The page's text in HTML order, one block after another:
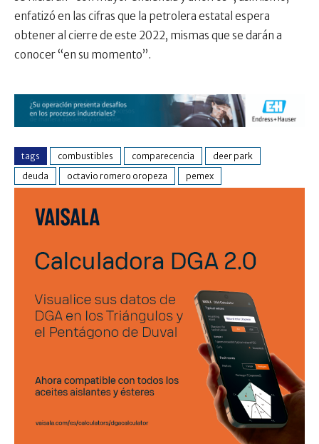
enfatizó en las cifras que la petrolera estatal espera
obtener al cierre de este 2022, mismas que se darán a
conocer “en su momento”.
tags combustibles comparecencia
deer park
deuda
octavio romero oropeza pemex